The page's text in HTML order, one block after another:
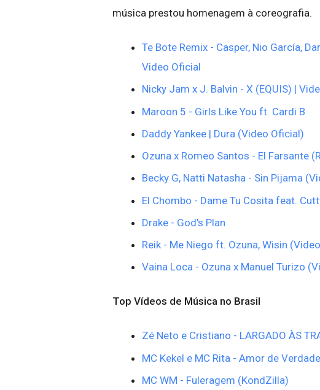
música prestou homenagem à coreografia.
Te Bote Remix - Casper, Nio García,
Video Oficial
Nicky Jam x J. Balvin - X (EQUIS) |
Maroon 5 - Girls Like You ft. Cardi B
Daddy Yankee | Dura (Video Oficial)
Ozuna x Romeo Santos - El Farsante
Becky G, Natti Natasha - Sin Pijama
El Chombo - Dame Tu Cosita feat.
Drake - God's Plan
Reik - Me Niego ft. Ozuna, Wisin
Vaina Loca - Ozuna x Manuel Turizo
Top Vídeos de Música no Brasil
Zé Neto e Cristiano - LARGADO ÀS
MC Kekel e MC Rita - Amor de
MC WM - Fuleragem (KondZilla)